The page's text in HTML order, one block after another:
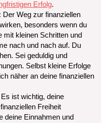
Erfolg.
Der Weg zur finanziellen
besonders wenn du
mit kleinen Schritten und
nach und nach auf. Du
Sei geduldig und
Selbst kleine Erfolge
näher an deine finanziellen
Es ist wichtig, deine
Freiheit
deine Einnahmen und